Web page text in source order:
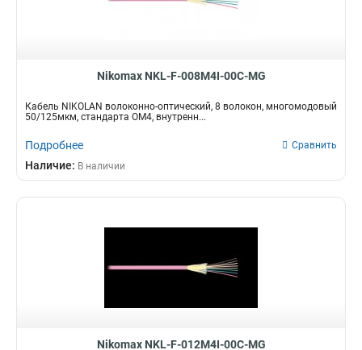
Nikomax NKL-F-008M4I-00C-MG
Кабель NIKOLAN волоконно-оптический, 8 волокон, многомодовый
50/125мкм, стандарта ОМ4, внутренн...
Подробнее Сравнить
Наличие: В наличии
Nikomax NKL-F-012M4I-00C-MG